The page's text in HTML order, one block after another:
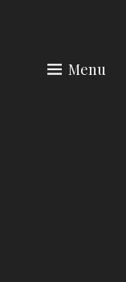
Menu